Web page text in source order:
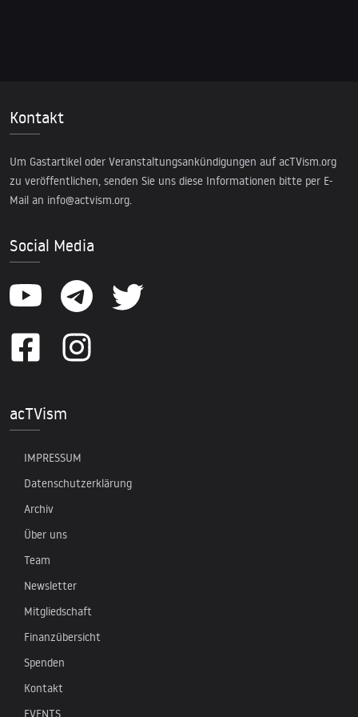
Kontakt
Um Gastartikel oder Veranstaltungsankündigungen auf acTVism.org
zu veröffentlichen, senden Sie uns diese Informationen bitte per E-
Mail an info@actvism.org.
Social Media
acTVism
IMPRESSUM
Datenschutzerklärung
Archiv
Über uns
Team
Newsletter
Mitgliedschaft
Finanzübersicht
Spenden
Kontakt
EVENTS